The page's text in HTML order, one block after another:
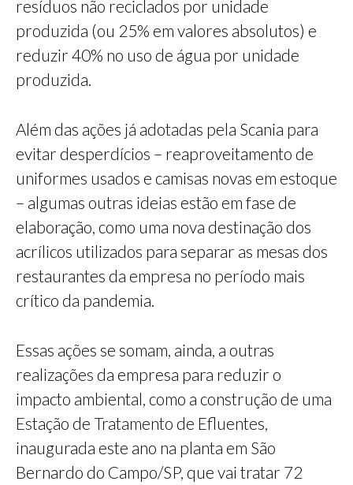
resíduos não reciclados por unidade
produzida (ou 25% em valores absolutos) e
reduzir 40% no uso de água por unidade
produzida.
Além das ações já adotadas pela Scania para
evitar desperdícios – reaproveitamento de
uniformes usados e camisas novas em estoque
– algumas outras ideias estão em fase de
elaboração, como uma nova destinação dos
acrílicos utilizados para separar as mesas dos
restaurantes da empresa no período mais
crítico da pandemia.
Essas ações se somam, ainda, a outras
realizações da empresa para reduzir o
impacto ambiental, como a construção de uma
Estação de Tratamento de Efluentes,
inaugurada este ano na planta em São
Bernardo do Campo/SP, que vai tratar 72